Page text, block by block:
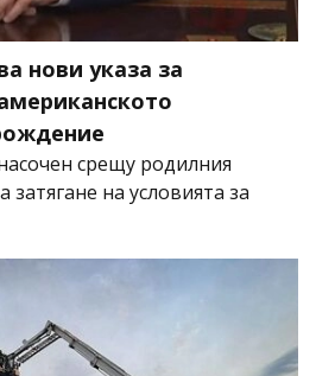
нови указа за
срещу родилния
на условията за